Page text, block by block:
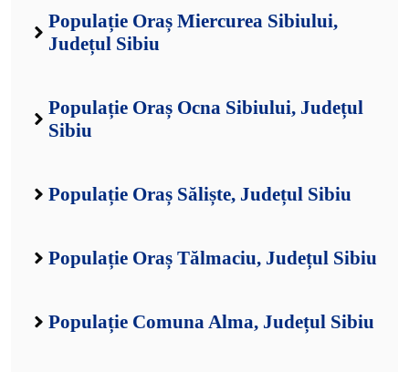
Populație Oraș Miercurea Sibiului,
Județul Sibiu
Populație Oraș Ocna Sibiului, Județul
Sibiu
Populație Oraș Săliște, Județul Sibiu
Populație Oraș Tălmaciu, Județul Sibiu
Populație Comuna Alma, Județul Sibiu